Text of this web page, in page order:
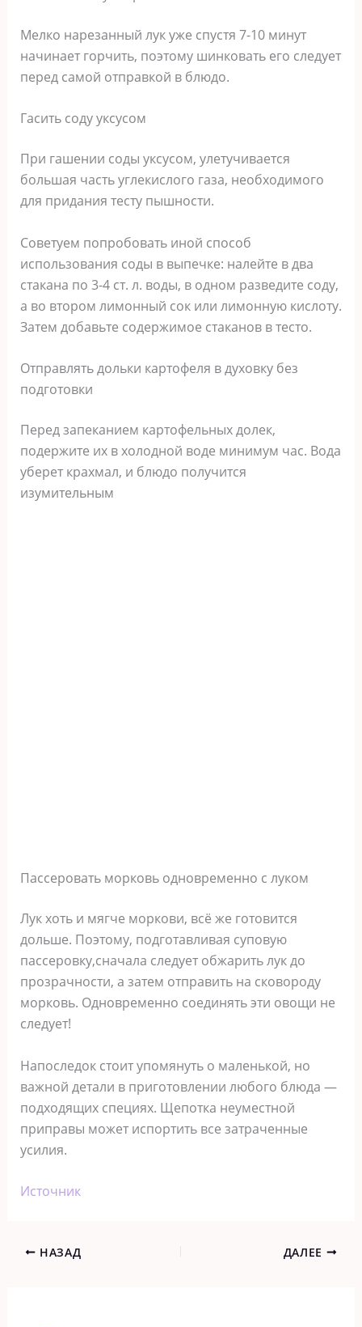
Мелко нарезанный лук уже спустя 7-10 минут
начинает горчить, поэтому шинковать его следует
перед самой отправкой в блюдо.
Гасить соду уксусом
При гашении соды уксусом, улетучивается
большая часть углекислого газа, необходимого
для придания тесту пышности.
Советуем попробовать иной способ
использования соды в выпечке: налейте в два
стакана по 3-4 ст. л. воды, в одном разведите соду,
а во втором лимонный сок или лимонную кислоту.
Затем добавьте содержимое стаканов в тесто.
Отправлять дольки картофеля в духовку без
подготовки
Перед запеканием картофельных долек,
подержите их в холодной воде минимум час. Вода
уберет крахмал, и блюдо получится
изумительным
Пассеровать морковь одновременно с луком
Лук хоть и мягче моркови, всё же готовится
дольше. Поэтому, подготавливая суповую
пассеровку,сначала следует обжарить лук до
прозрачности, а затем отправить на сковороду
морковь. Одновременно соединять эти овощи не
следует!
Напоследок стоит упомянуть о маленькой, но
важной детали в приготовлении любого блюда —
подходящих специях. Щепотка неуместной
приправы может испортить все затраченные
усилия.
Источник
НАЗАД ДАЛЕЕ